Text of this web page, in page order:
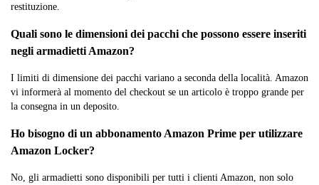
restituzione.
Quali sono le dimensioni dei pacchi che possono essere inseriti
negli armadietti Amazon?
I limiti di dimensione dei pacchi variano a seconda della località. Amazon
vi informerà al momento del checkout se un articolo è troppo grande per
la consegna in un deposito.
Ho bisogno di un abbonamento Amazon Prime per utilizzare
Amazon Locker?
No, gli armadietti sono disponibili per tutti i clienti Amazon, non solo